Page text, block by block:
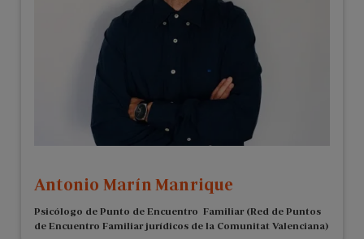
Antonio Marín Manrique
Psicólogo de Punto de Encuentro Familiar (Red de Puntos
de Encuentro Familiar jurídicos de la Comunitat Valenciana)